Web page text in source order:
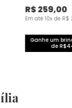
R$259,00
Em até10x de R$
Ganhe um
de